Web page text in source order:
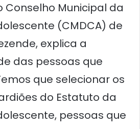
Conselho Municipal da
(CMDCA) de
explica a
das pessoas que
que selecionar os
do Estatuto da
pessoas que